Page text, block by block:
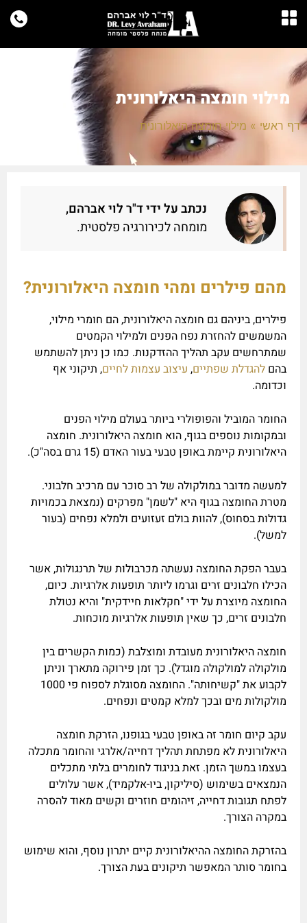
מילוי חומצה היאלורונית
דף ראשי » מילוי חומצה היאלורונית
נכתב על ידי ד"ר לוי אברהם,
מומחה לכירורגיה פלסטית.
מהם פילרים ומהי חומצה היאלורונית?
פילרים, ביניהם גם חומצה היאלורונית, הם חומרי מילוי,
המשמשים להחזרת נפח הפנים ולמילוי הקמטים
שמתרחשים עקב תהליך ההזדקנות. כמו כן ניתן להשתמש
בהם להגדלת שפתיים, עיצוב עצמות לחיים, תיקוני אף
וכדומה.
החומר המוביל והפופולרי ביותר בעולם מילוי הפנים
ובמקומות נוספים בגוף, הוא חומצה היאלורונית. חומצה
היאלורונית קיימת באופן טבעי בעור האדם (15 גרם בסה"כ).
למעשה מדובר במולקולה של רב סוכר עם מרכיב חלבוני.
מטרת החומצה בגוף היא "לשמן" מפרקים (נמצאת בכמויות
גדולות בסחוס), להוות בולם זעזועים ולמלא נפחים (בעור
למשל).
בעבר הפקת החומצה נעשתה מכרבולות של תרנגולות, אשר
הכילו חלבונים זרים וגרמו ליותר תופעות אלרגיות. כיום,
החומצה מיוצרת על ידי "חקלאות חיידקית" והיא נטולת
חלבונים זרים, כך שאין תופעות אלרגיות מוכחות.
חומצה היאלורונית מעובדת ומוצלבת (כמות הקשרים בין
מולקולה למולקולה מוגדל). כך זמן פירוקה מתארך וניתן
לקבוע את "קשיחותה". החומצה מסוגלת לספוח פי 1000
מולקולות מים ובכך למלא קמטים ונפחים.
עקב קיום חומר זה באופן טבעי בגופנו, הזרקת חומצה
היאלורונית לא מפתחת תהליך דחייה/אלרגי והחומר מתכלה
בעצמו במשך הזמן. זאת בניגוד לחומרים בלתי מתכלים
הנמצאים בשימוש (סיליקון, ביו-אלקמיד), אשר עלולים
לפתח תגובות דחייה, זיהומים חוזרים וקשים מאוד להסרה
במקרה הצורך.
בהזרקת החומצה ההיאלורונית קיים יתרון נוסף, והוא שימוש
בחומר סותר המאפשר תיקונים בעת הצורך.